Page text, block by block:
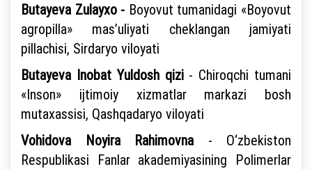
Butayeva Zulayxo - Boyovut tumanidagi «Boyovut
agropilla» mas’uliyati cheklangan jamiyati
pillachisi, Sirdaryo viloyati
Butayeva Inobat Yuldosh qizi- Chiroqchi tumani
«Inson» ijtimoiy xizmatlar markazi bosh
mutaxassisi, Qashqadaryo viloyati
Vohidova Noyira Rahimovna- O‘zbekiston
Respublikasi Fanlar akademiyasining Polimerlar